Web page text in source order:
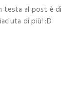
testa al post è di
di più! :D